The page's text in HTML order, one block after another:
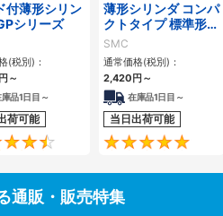
4.5
付薄形シリン
シリーズ
(税別)：
円 ～
品1日目～
荷可能
4.6
薄形シリンダ コンパ
クトタイプ 標準形
複動 片ロッド CQS
シリーズ
SMC
通常価格(税別)：
2,420 円 ～
在庫品1日目～
当日出荷可能
通販・販売特集